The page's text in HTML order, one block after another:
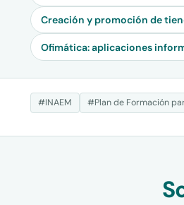
Creación y promoción de
Ofimática: aplicaciones
#INAEM #Plan de Formación